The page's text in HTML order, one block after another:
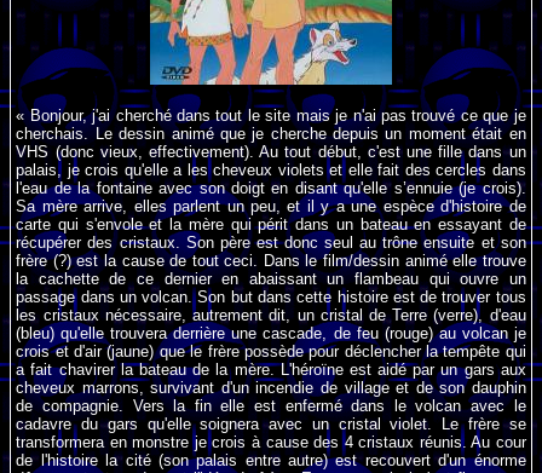
« Bonjour, j'ai cherché dans tout le site mais je n'ai pas trouvé ce que je
cherchais. Le dessin animé que je cherche depuis un moment était en
VHS (donc vieux, effectivement). Au tout début, c'est une fille dans un
palais, je crois qu'elle a les cheveux violets et elle fait des cercles dans
l'eau de la fontaine avec son doigt en disant qu'elle s’ennuie (je crois).
Sa mère arrive, elles parlent un peu, et il y a une espèce d'histoire de
carte qui s'envole et la mère qui périt dans un bateau en essayant de
récupérer des cristaux. Son père est donc seul au trône ensuite et son
frère (?) est la cause de tout ceci. Dans le film/dessin animé elle trouve
la cachette de ce dernier en abaissant un flambeau qui ouvre un
passage dans un volcan. Son but dans cette histoire est de trouver tous
les cristaux nécessaire, autrement dit, un cristal de Terre (verre), d'eau
(bleu) qu'elle trouvera derrière une cascade, de feu (rouge) au volcan je
crois et d'air (jaune) que le frère possède pour déclencher la tempête qui
a fait chavirer la bateau de la mère. L'héroïne est aidé par un gars aux
cheveux marrons, survivant d'un incendie de village et de son dauphin
de compagnie. Vers la fin elle est enfermé dans le volcan avec le
cadavre du gars qu'elle soignera avec un cristal violet. Le frère se
transformera en monstre je crois à cause des 4 cristaux réunis. Au cour
de l'histoire la cité (son palais entre autre) est recouvert d'un énorme